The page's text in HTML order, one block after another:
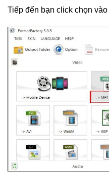
Tiếp đến bạn click chọn vào